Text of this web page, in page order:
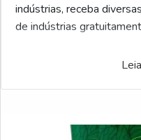
indústrias, receba
de indústrias